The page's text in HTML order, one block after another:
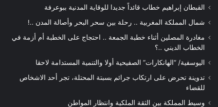
القبطان إبراهيم خطاب قائداً جديدا للوقاية المدنية ببوعرفة
شمال المملكة المغربية .. رحلة بين سحر البحر وأصالة المدن ..!
مغادرة المصلين أثناء خطبة الجمعة .. احتجاج على الخطبة أم أزمة في
الخطاب الديني ..؟
اليوسفية/ “الهانكارات” الصفيحية أولا والتنمية المستدامة لاحقا
تدوينة تحرض على ارتكاب جرائم بسبتة المحتلة، تجر أحد الاشخاص
للقضاء
وسيط المملكة بين الثقة الملكية وانتظار المواطن